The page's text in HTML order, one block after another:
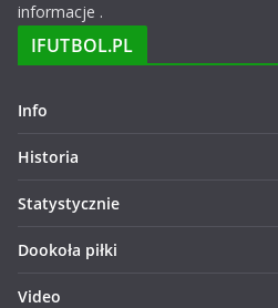
informacje .
IFUTBOL.PL
Info
Historia
Statystycznie
Dookoła piłki
Video